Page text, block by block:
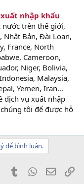
nhập khẩu
nước trên thế giới,
Nhật Bản, Đài Loan,
France, North
Cameroon,
Niger, Bolivia,
Malaysia,
Yemen, Iran...
dịch vụ xuất nhập
tôi để được hỗ
để bình luận.
PinterestTumblrWhatsApp
Email